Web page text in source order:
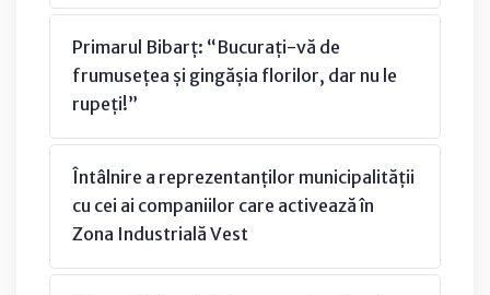
Primarul Bibarț: “Bucurați-vă de
frumusețea și gingășia florilor, dar nu le
rupeți!”
Întâlnire a reprezentanților municipalității
cu cei ai companiilor care activează în
Zona Industrială Vest